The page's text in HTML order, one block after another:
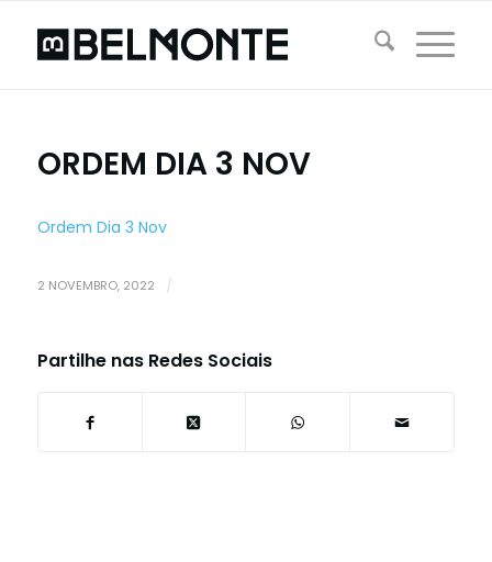
ORDEM DIA 3 NOV
Ordem Dia 3 Nov
2 NOVEMBRO, 2022 /
Partilhe nas Redes Sociais